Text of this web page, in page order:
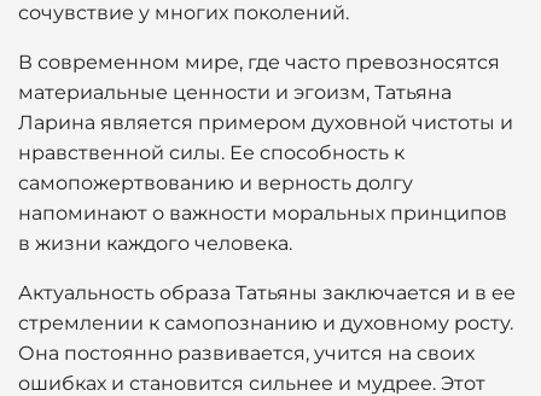
сочувствие у многих поколений.
В современном мире, где часто превозносятся
материальные ценности и эгоизм, Татьяна
Ларина является примером духовной чистоты и
нравственной силы. Ее способность к
самопожертвованию и верность долгу
напоминают о важности моральных принципов
в жизни каждого человека.
Актуальность образа Татьяны заключается и в ее
стремлении к самопознанию и духовному росту.
Она постоянно развивается, учится на своих
ошибках и становится сильнее и мудрее. Этот